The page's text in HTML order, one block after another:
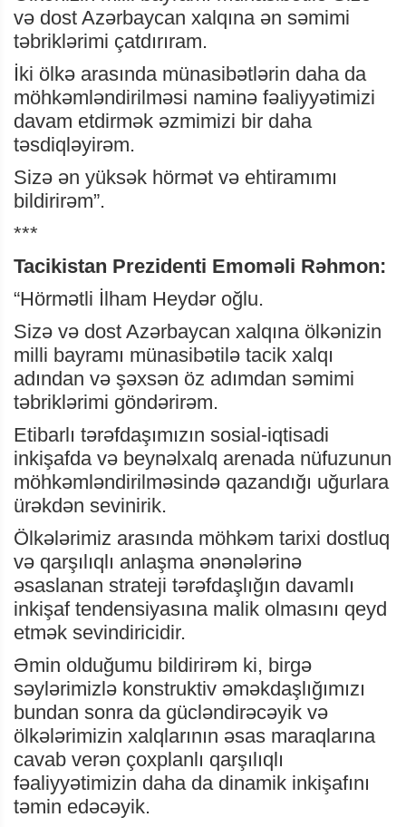
və dost Azərbaycan xalqına ən səmimi
təbriklərimi çatdırıram.
İki ölkə arasında münasibətlərin daha da
möhkəmləndirilməsi naminə fəaliyyətimizi
davam etdirmək əzmimizi bir daha
təsdiqləyirəm.
Sizə ən yüksək hörmət və ehtiramımı
bildirirəm”.
***
Tacikistan Prezidenti Emoməli Rəhmon:
“Hörmətli İlham Heydər oğlu.
Sizə və dost Azərbaycan xalqına ölkənizin
milli bayramı münasibətilə tacik xalqı
adından və şəxsən öz adımdan səmimi
təbriklərimi göndərirəm.
Etibarlı tərəfdaşımızın sosial-iqtisadi
inkişafda və beynəlxalq arenada nüfuzunun
möhkəmləndirilməsində qazandığı uğurlara
ürəkdən sevinirik.
Ölkələrimiz arasında möhkəm tarixi dostluq
və qarşılıqlı anlaşma ənənələrinə
əsaslanan strateji tərəfdaşlığın davamlı
inkişaf tendensiyasına malik olmasını qeyd
etmək sevindiricidir.
Əmin olduğumu bildirirəm ki, birgə
səylərimizlə konstruktiv əməkdaşlığımızı
bundan sonra da gücləndirəcəyik və
ölkələrimizin xalqlarının əsas maraqlarına
cavab verən çoxplanlı qarşılıqlı
fəaliyyətimizin daha da dinamik inkişafını
təmin edəcəyik.